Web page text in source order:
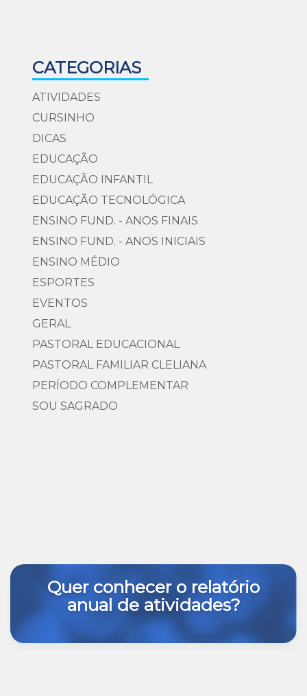
CATEGORIAS
ATIVIDADES
CURSINHO
DICAS
EDUCAÇÃO
EDUCAÇÃO INFANTIL
EDUCAÇÃO TECNOLÓGICA
ENSINO FUND. - ANOS FINAIS
ENSINO FUND. - ANOS INICIAIS
ENSINO MÉDIO
ESPORTES
EVENTOS
GERAL
PASTORAL EDUCACIONAL
PASTORAL FAMILIAR CLELIANA
PERÍODO COMPLEMENTAR
SOU SAGRADO
Quer conhecer o relatório
anual de atividades?